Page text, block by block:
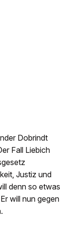
Dobrindt
Fall Liebich
Justiz und
denn so etwas
will nun gegen